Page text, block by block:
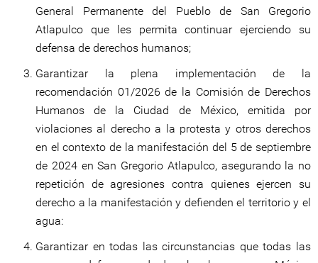
General Permanente del Pueblo de San Gregorio
Atlapulco que les permita continuar ejerciendo su
defensa de derechos humanos;
Garantizar la plena implementación de la
recomendación 01/2026 de la Comisión de Derechos
Humanos de la Ciudad de México, emitida por
violaciones al derecho a la protesta y otros derechos
en el contexto de la manifestación del 5 de septiembre
de 2024 en San Gregorio Atlapulco, asegurando la no
repetición de agresiones contra quienes ejercen su
derecho a la manifestación y defienden el territorio y el
agua:
Garantizar en todas las circunstancias que todas las